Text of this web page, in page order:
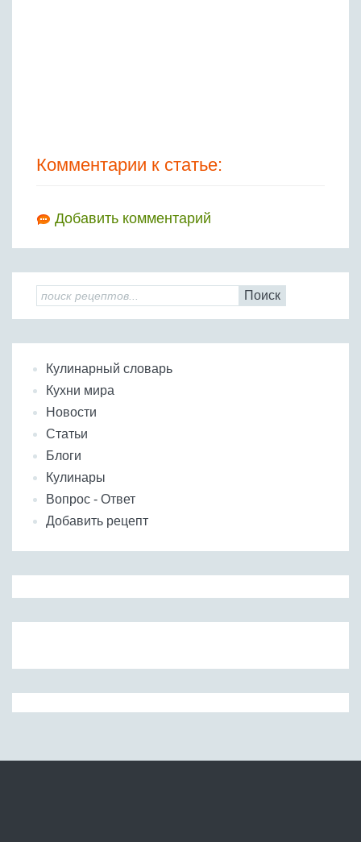
Комментарии к статье:
Добавить комментарий
Поиск
Кулинарный словарь
Кухни мира
Новости
Статьи
Блоги
Кулинары
Вопрос - Ответ
Добавить рецепт